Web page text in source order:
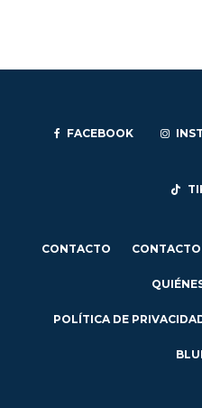
FACEBOOK
CONTACTO
POLÍTICA DE